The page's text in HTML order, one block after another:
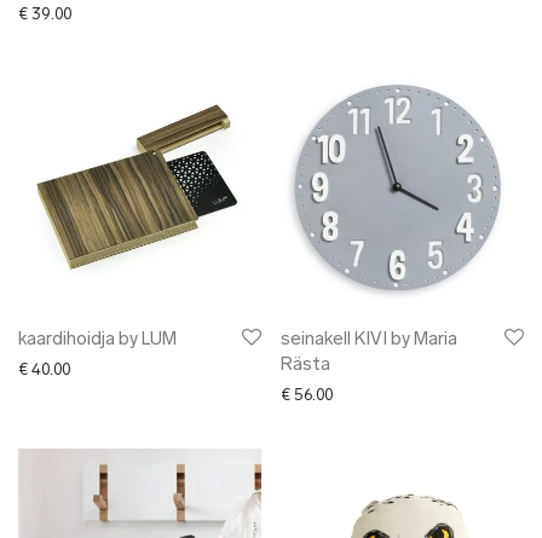
€ 39.00
kaardihoidja by LUM
€ 40.00
seinakell KIVI by Maria
Rästa
€ 56.00